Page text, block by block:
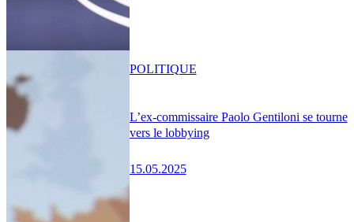
L’ex-commissaire Paolo Gentiloni se tourne
vers le lobbying
15.05.2025
POLITIQUE